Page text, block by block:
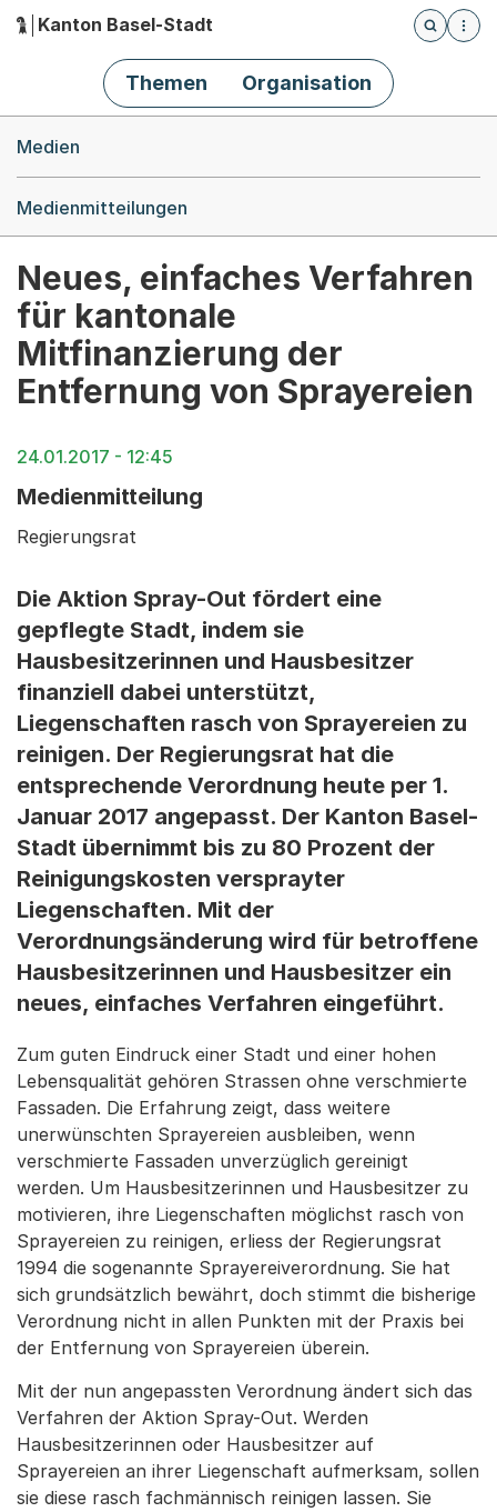
Hauptnavigation
Kanton Basel-Stadt
Öffnet
Themen Organisation
Medien
Medienmitteilungen
Neues, einfaches Verfahren
für kantonale
Mitfinanzierung der
Entfernung von Sprayereien
24.01.2017 - 12:45
Medienmitteilung
Regierungsrat
Die Aktion Spray-Out fördert eine
gepflegte Stadt, indem sie
Hausbesitzerinnen und Hausbesitzer
finanziell dabei unterstützt,
Liegenschaften rasch von Sprayereien zu
reinigen. Der Regierungsrat hat die
entsprechende Verordnung heute per 1.
Januar 2017 angepasst. Der Kanton Basel-
Stadt übernimmt bis zu 80 Prozent der
Reinigungskosten versprayter
Liegenschaften. Mit der
Verordnungsänderung wird für betroffene
Hausbesitzerinnen und Hausbesitzer ein
neues, einfaches Verfahren eingeführt.
Zum guten Eindruck einer Stadt und einer hohen
Lebensqualität gehören Strassen ohne verschmierte
Fassaden. Die Erfahrung zeigt, dass weitere
unerwünschten Sprayereien ausbleiben, wenn
verschmierte Fassaden unverzüglich gereinigt
werden. Um Hausbesitzerinnen und Hausbesitzer zu
motivieren, ihre Liegenschaften möglichst rasch von
Sprayereien zu reinigen, erliess der Regierungsrat
1994 die sogenannte Sprayereiverordnung. Sie hat
sich grundsätzlich bewährt, doch stimmt die bisherige
Verordnung nicht in allen Punkten mit der Praxis bei
der Entfernung von Sprayereien überein.
Mit der nun angepassten Verordnung ändert sich das
Verfahren der Aktion Spray-Out. Werden
Hausbesitzerinnen oder Hausbesitzer auf
Sprayereien an ihrer Liegenschaft aufmerksam, sollen
sie diese rasch fachmännisch reinigen lassen. Sie